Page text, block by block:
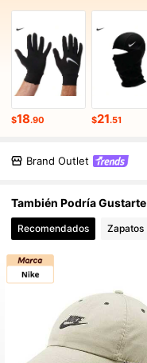
$18.90 $21.51
Brand Outlet
También Podría Gustarte
Recomendados Zapatos